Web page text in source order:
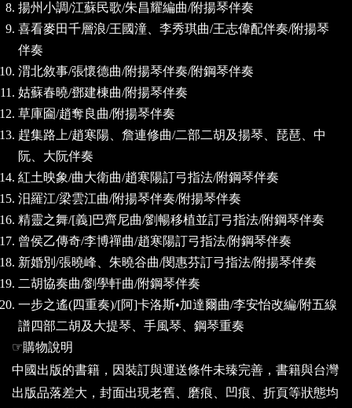
揚州小調/江蘇民歌/朱昌耀編曲/附揚琴伴奏
喜看麥田千層浪/王國潼、李秀琪曲/王志偉配伴奏/附揚琴
伴奏
渭北敘事/張懷德曲/附揚琴伴奏/附鋼琴伴奏
姑蘇春曉/鄧建棟曲/附揚琴伴奏
草庫圇/趙奪良曲/附揚琴伴奏
趕集路上/趙寒陽、詹連修曲/二部二胡及揚琴、琵琶、中
阮、大阮伴奏
紅土映象/曲大衛曲/趙寒陽訂弓指法/附鋼琴伴奏
汨羅江/梁雲江曲/附揚琴伴奏/附揚琴伴奏
精靈之舞/[義]巴齊尼曲/劉暢移植並訂弓指法/附鋼琴伴奏
曾侯乙傳奇/李博禪曲/趙寒陽訂弓指法/附鋼琴伴奏
新婚別 /張曉峰、朱曉谷曲/閔惠芬訂弓指法/附揚琴伴奏
二胡協奏曲/劉學軒曲/附鋼琴伴奏
一步之遙(四重奏)/[阿]卡洛斯•加達爾曲/李安怡改編/附五線
譜四部二胡及大提琴、手風琴、鋼琴重奏
☞購物說明
中國出版的書籍，因裝訂與運送條件未臻完善，書籍與台灣
出版品落差大，封面出現老舊、磨痕、凹痕、折頁等狀態均